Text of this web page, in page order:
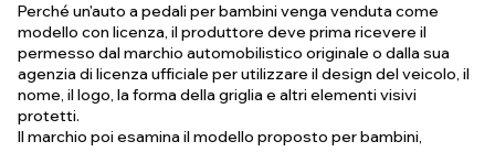
Perché un'auto a pedali per bambini venga venduta come
modello con licenza, il produttore deve prima ricevere il
permesso dal marchio automobilistico originale o dalla sua
agenzia di licenza ufficiale per utilizzare il design del veicolo, il
nome, il logo, la forma della griglia e altri elementi visivi
protetti.
Il marchio poi esamina il modello proposto per bambini,